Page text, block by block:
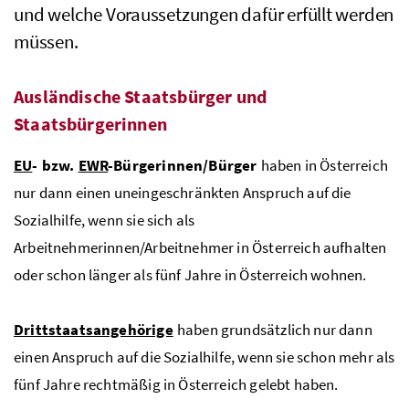
und welche Voraussetzungen dafür erfüllt werden
müssen.
Ausländische Staatsbürger und
Staatsbürgerinnen
EU- bzw. EWR-Bürgerinnen/Bürger haben in Österreich
nur dann einen uneingeschränkten Anspruch auf die
Sozialhilfe, wenn sie sich als
Arbeitnehmerinnen/Arbeitnehmer in Österreich aufhalten
oder schon länger als fünf Jahre in Österreich wohnen.
Drittstaatsangehörige haben grundsätzlich nur dann
einen Anspruch auf die Sozialhilfe, wenn sie schon mehr als
fünf Jahre rechtmäßig in Österreich gelebt haben.